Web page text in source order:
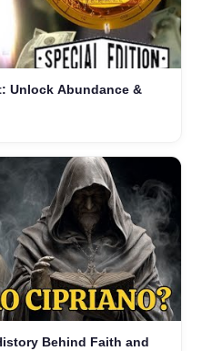
Unlock Abundance &
Behind Faith and